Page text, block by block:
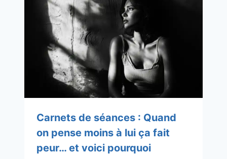
Carnets de séances : Quand
on pense moins à lui ça fait
peur… et voici pourquoi